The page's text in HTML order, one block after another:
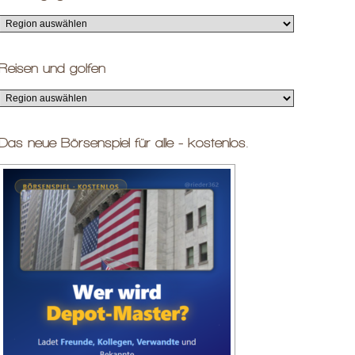
und golfen
neue Börsenspiel für alle - kostenlos.